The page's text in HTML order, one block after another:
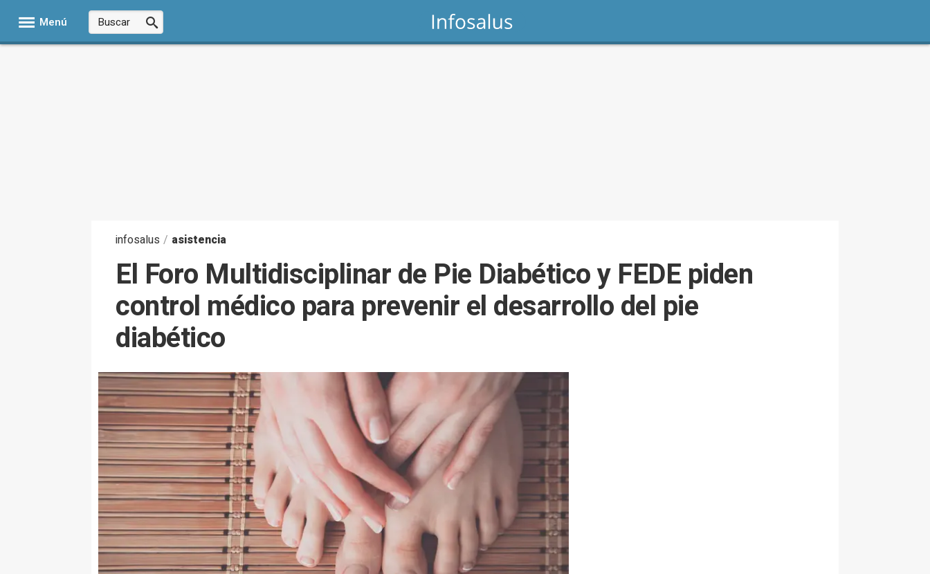
Menú
infosalus / asistencia
El Foro Multidisciplinar de Pie Diabético y FEDE piden
control médico para prevenir el desarrollo del pie
diabético